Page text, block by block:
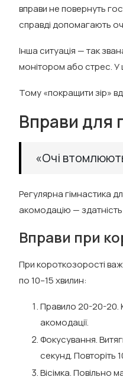
вправи не повернуть
справді допомагають
Інша ситуація — так
монітором або стрес. У
Тому «покращити зір»
Вправи для
«Очі
Регулярна гімнастика
акомодацію —
Вправи при
При короткозорості
по 10–15 хвилин:
Правило 20-20-20.
акомодації.
Фокусування.
секунд. Повторіть
Вісімка. Повільно